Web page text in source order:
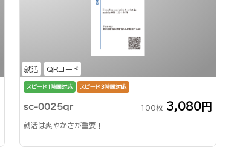
就活 QRコード
スピード1時間対応 スピード3時間対応
sc-0025qr 100枚 3,080円
就活は爽やかさが重要！